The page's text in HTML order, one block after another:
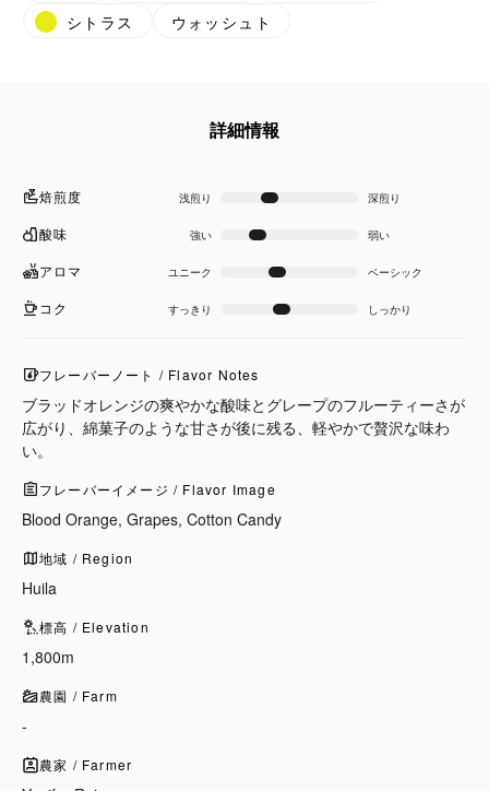
シトラス
ウォッシュト
詳細情報
焙煎度 浅煎り 深煎り
酸味 強い 弱い
アロマ ユニーク ベーシック
コク すっきり しっかり
フレーバーノート / Flavor Notes
ブラッドオレンジの爽やかな酸味とグレープのフルーティーさが
広がり、綿菓子のような甘さが後に残る、軽やかで贅沢な味わ
い。
フレーバーイメージ / Flavor Image
Blood Orange, Grapes, Cotton Candy
地域 / Region
Huila
標高 / Elevation
1,800m
農園 / Farm
-
農家 / Farmer